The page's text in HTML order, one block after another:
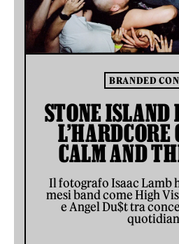
BRANDED
STONE ISLAND
L’HARDCORE
CALM AND
Il fotografo Isaac Lamb
mesi band come High
e Angel Du$t tra